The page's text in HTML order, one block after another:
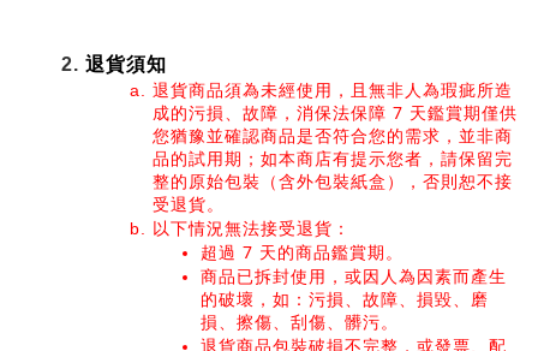
退貨須知
退貨商品須為未經使用，且無非人為瑕疵所造
成的污損、故障，消保法保障 7 天鑑賞期僅供
您猶豫並確認商品是否符合您的需求，並非商
品的試用期；如本商店有提示您者，請保留完
整的原始包裝（含外包裝紙盒），否則恕不接
受退貨。
以下情況無法接受退貨：
超過 7 天的商品鑑賞期。
商品已拆封使用，或因人為因素而產生
的破壞，如：污損、故障、損毀、磨
損、擦傷、刮傷、髒污。
退貨商品包裝破損不完整，或發票、配